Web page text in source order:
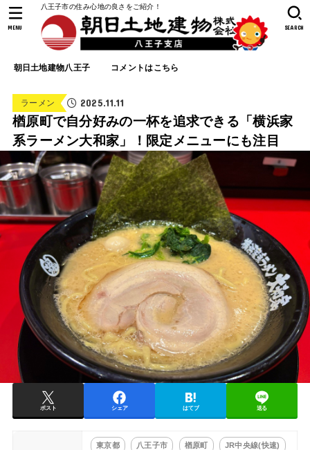
八王子市の住み心地の良さをご紹介！
朝日土地建物八王子 コメントはこちら
SEARCH
MENU
ラーメン 2025.11.11
楢原町で自分好みの一杯を追求できる「横浜家
系ラーメン大和家」！限定メニューにも注目
ポスト シェア はてブ 送る
東京都 八王子市 楢原町 JR中央線(快速)